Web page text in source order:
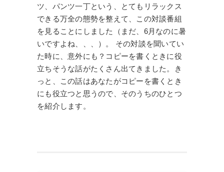
ツ、パンツ一丁という、とてもリラックス
できる万全の態勢を整えて、この対談番組
を見ることにしました（まだ、6月なのに暑
いですよね、、、）。 その対談を聞いてい
た時に、意外にも？コピーを書くときに役
立ちそうな話がたくさん出てきました。き
っと、この話はあなたがコピーを書くとき
にも役立つと思うので、そのうちのひとつ
を紹介します。